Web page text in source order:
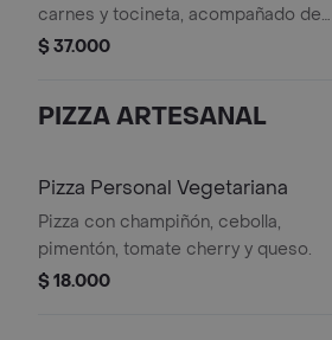
carnes y tocineta, acompañado de
papas fritas y gaseosa de 250 ml.
$ 37.000
PIZZA ARTESANAL
Pizza Personal Vegetariana
Pizza con champiñón, cebolla,
pimentón, tomate cherry y queso.
$ 18.000